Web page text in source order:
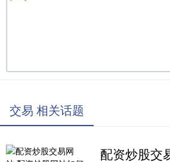
交易 相关话题